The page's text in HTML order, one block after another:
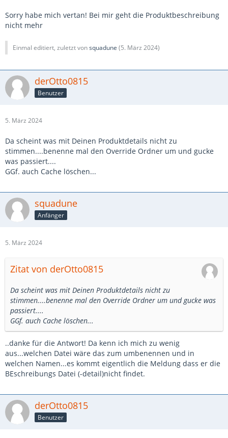
Sorry habe mich vertan! Bei mir geht die Produktbeschreibung
nicht mehr
Einmal editiert, zuletzt vonsquadune (5. März 2024)
derOtto0815
Benutzer
5. März 2024
Da scheint was mit Deinen Produktdetails nicht zu
stimmen....benenne mal den Override Ordner um und gucke
was passiert....
GGf. auch Cache löschen...
squadune
Anfänger
5. März 2024
Zitat von derOtto0815
Da scheint was mit Deinen Produktdetails nicht zu
stimmen....benenne mal den Override Ordner um und gucke was
passiert....
GGf. auch Cache löschen...
..danke für die Antwort! Da kenn ich mich zu wenig
aus...welchen Datei wäre das zum umbenennen und in
welchen Namen...es kommt eigentlich die Meldung dass er die
BEschreibungs Datei (-detail)nicht findet.
derOtto0815
Benutzer